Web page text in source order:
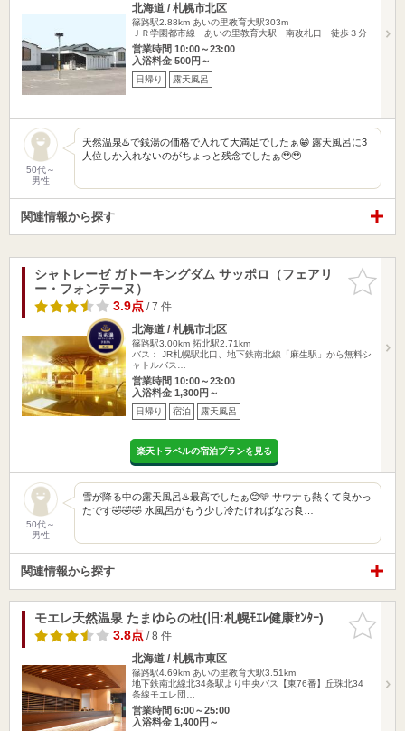
北海道 / 札幌市北区
篠路駅2.88km あいの里教育大駅303m
ＪＲ学園都市線 あいの里教育大駅 南改札口 徒歩３分
営業時間 10:00～23:00
入浴料金 500円～
日帰り 露天風呂
50代～
男性
天然温泉♨️で銭湯の価格で入れて大満足でしたぁ😁 露天風呂に3
人位しか入れないのがちょっと残念でしたぁ🥹🥹
関連情報から探す
お気に入
りに追加
シャトレーゼ ガトーキングダム サッポロ（フェアリ
ー・フォンテーヌ）
3.9点/ 7 件
北海道 / 札幌市北区
篠路駅3.00km 拓北駅2.71km
バス： JR札幌駅北口、地下鉄南北線「麻生駅」から無料シ
ャトルバス…
営業時間 10:00～23:00
入浴料金 1,300円～
日帰り 宿泊 露天風呂
楽天トラベルの宿泊プランを見る
50代～
男性
雪が降る中の露天風呂♨️最高でしたぁ😊🩵 サウナも熱くて良かっ
たです🤣🤣🤣 水風呂がもう少し冷たければなお良…
関連情報から探す
お気に入
りに追加
モエレ天然温泉 たまゆらの杜(旧:札幌ﾓｴﾚ健康ｾﾝﾀｰ)
3.8点/ 8 件
北海道 / 札幌市東区
篠路駅4.69km あいの里教育大駅3.51km
地下鉄南北線北34条駅より中央バス【東76番】丘珠北34
条線モエレ団…
営業時間 6:00～25:00
入浴料金 1,400円～